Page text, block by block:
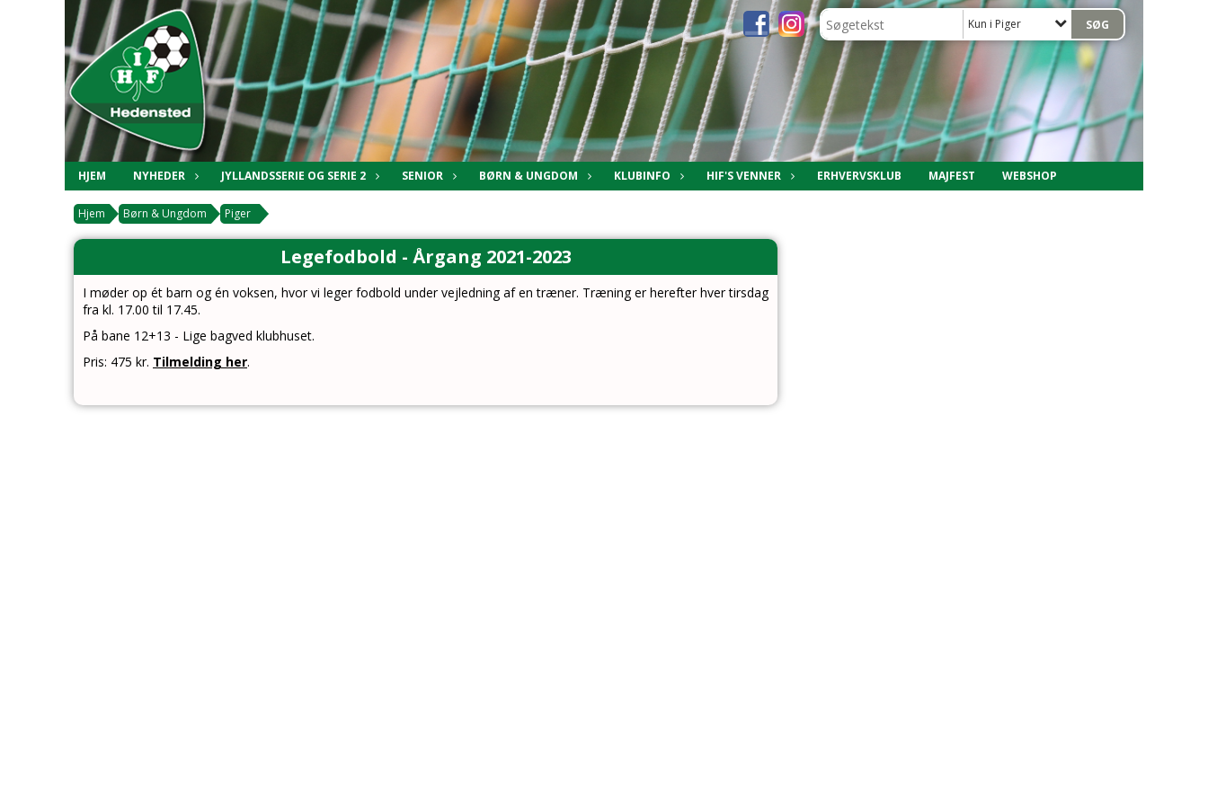
Kun i Piger
HJEM NYHEDER JYLLANDSSERIE OG SERIE 2 SENIOR BØRN & UNGDOM KLUBINFO HIF'S VENNER ERHVERVSKLUB MAJFEST WEBSHOP
Hjem Børn & Ungdom Piger
Legefodbold - Årgang 2021-2023
I møder op ét barn og én voksen, hvor vi leger fodbold under vejledning af en træner. Træning er herefter hver tirsdag
fra kl. 17.00 til 17.45.
På bane 12+13 - Lige bagved klubhuset.
Pris: 475 kr. Tilmelding her.